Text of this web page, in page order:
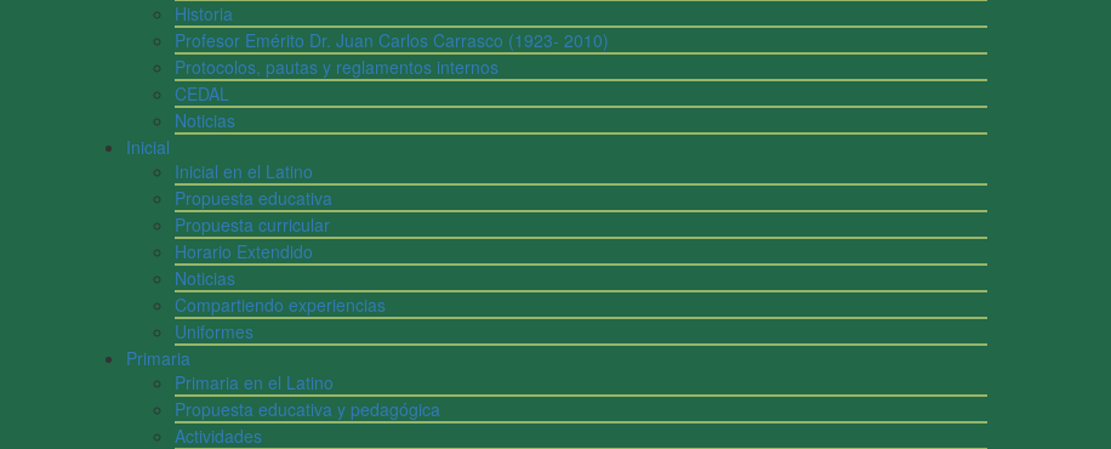
Historia
Profesor Emérito Dr. Juan Carlos Carrasco (1923- 2010)
Protocolos, pautas y reglamentos internos
CEDAL
Noticias
Inicial
Inicial en el Latino
Propuesta educativa
Propuesta curricular
Horario Extendido
Noticias
Compartiendo experiencias
Uniformes
Primaria
Primaria en el Latino
Propuesta educativa y pedagógica
Actividades